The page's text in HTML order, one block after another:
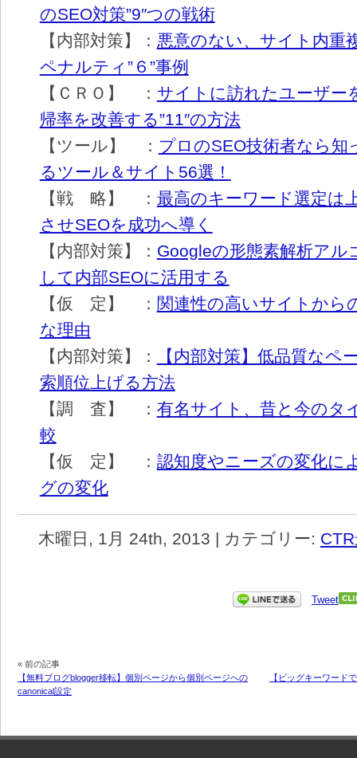
のSEO対策”9″つの戦術
【内部対策】： 悪意のない、サイト内重
ペナルティ”６”事例
【ＣＲＯ】 ： サイトに訪れたユーザー
帰率を改善する”11″の方法
【ツール】 ： プロのSEO技術者なら知
るツール＆サイト56選！
【戦 略】 ： 最高のキーワード選定は
させSEOを成功へ導く
【内部対策】： Googleの形態素解析アル
して内部SEOに活用する
【仮 定】 ： 関連性の高いサイトから
な理由
【内部対策】：
【内部対策】低品質なペ
索順位上げる方法
【調 査】 ： 有名サイト、昔と今のタ
較
【仮 定】 ： 認知度やニーズの変化に
グの変化
木曜日, 1月 24th, 2013 | カテゴリー:
Tweet
« 前の記事
【無料ブログblogger移転】個別ページから個別ページへの
canonical設定
【ビッグキーワード